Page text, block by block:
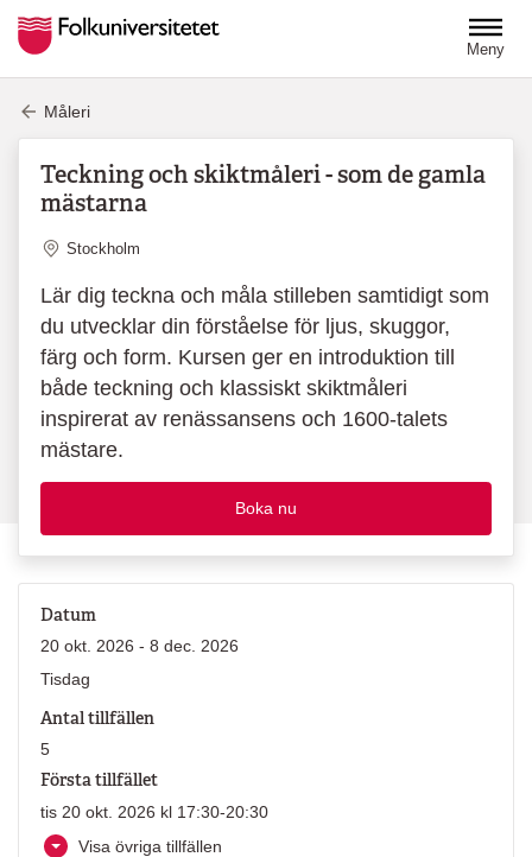
Meny
Måleri
Teckning och skiktmåleri - som de gamla
mästarna
Plats
Stockholm
Lär dig teckna och måla stilleben samtidigt som
du utvecklar din förståelse för ljus, skuggor,
färg och form. Kursen ger en introduktion till
både teckning och klassiskt skiktmåleri
inspirerat av renässansens och 1600-talets
mästare.
Boka nu
Datum
20 okt. 2026 - 8 dec. 2026
Tisdag
Antal tillfällen
5
Första tillfället
tis 20 okt. 2026 kl 17:30-20:30
Visa övriga tillfällen